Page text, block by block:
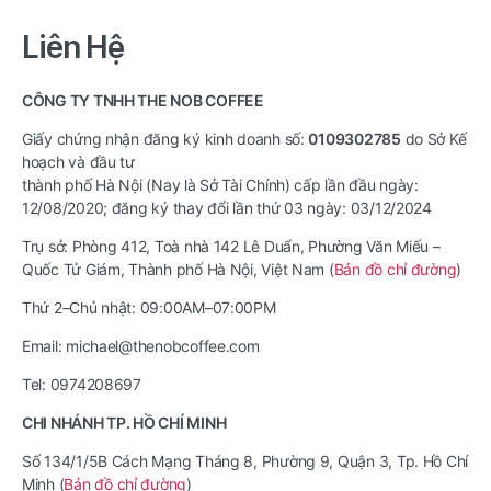
Liên Hệ
CÔNG TY TNHH THE NOB COFFEE
Giấy chứng nhận đăng ký kinh doanh số:0109302785 do Sở Kế
hoạch và đầu tư
thành phố Hà Nội (Nay là Sở Tài Chính) cấp lần đầu ngày:
12/08/2020; đăng ký thay đổi lần thứ 03 ngày: 03/12/2024
Trụ sở: Phòng 412, Toà nhà 142 Lê Duẩn, Phường Văn Miếu –
Quốc Tử Giám, Thành phố Hà Nội, Việt Nam (Bản đồ chỉ đường)
Thứ 2–Chủ nhật: 09:00AM–07:00PM
Email: michael@thenobcoffee.com
Tel: 0974208697
CHI NHÁNH TP. HỒ CHÍ MINH
Số 134/1/5B Cách Mạng Tháng 8, Phường 9, Quận 3, Tp. Hồ Chí
Minh (Bản đồ chỉ đường)